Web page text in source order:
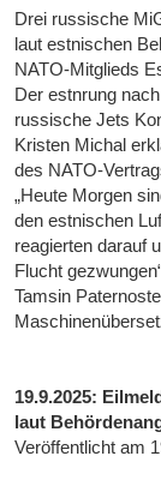
Drei russische
laut estnischen
NATO-Mitglieds
Der estnrung
russische Jets
Kristen Michal
des NATO-
„Heute Morgen
den estnischen
reagierten darauf
Flucht
Tamsin
19.9.2025:
laut
Veröffentlicht am